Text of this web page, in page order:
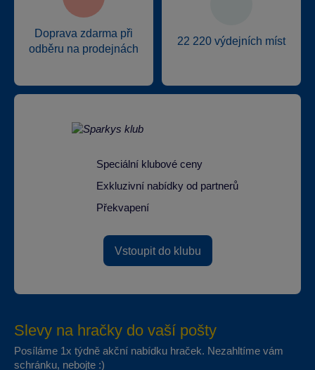
Doprava zdarma při
odběru na prodejnách
22 220 výdejních míst
Speciální klubové ceny
Exkluzivní nabídky od partnerů
Překvapení
Vstoupit do klubu
Slevy na hračky do vaší pošty
Posíláme 1x týdně akční nabídku hraček. Nezahltíme vám
schránku, nebojte :)